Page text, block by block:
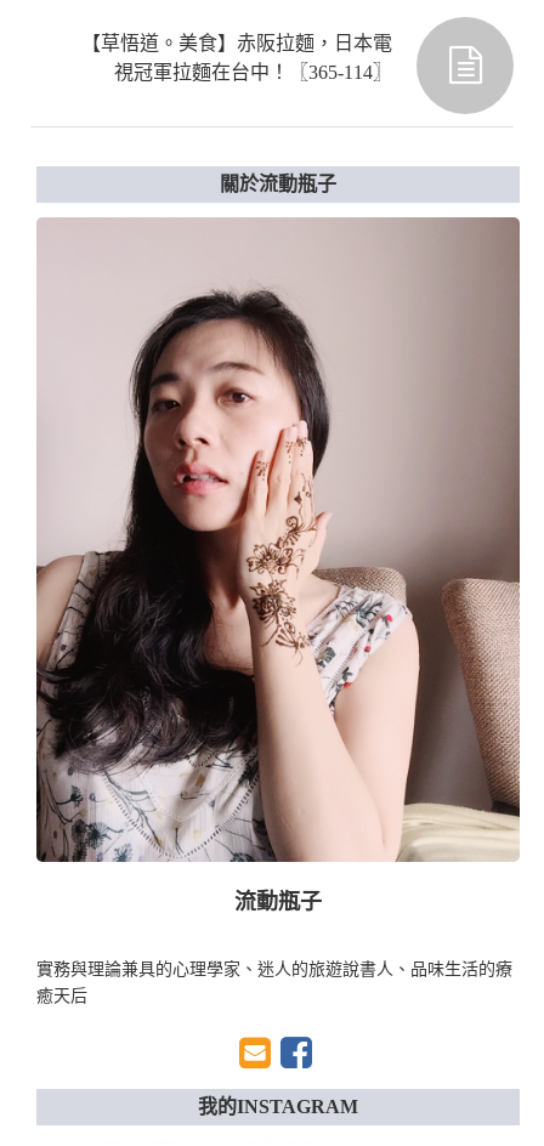
【草悟道。美食】赤阪拉麵，日本電
視冠軍拉麵在台中！〖365-114〗
關於流動瓶子
流動瓶子
實務與理論兼具的心理學家、迷人的旅遊說書人、品味生活的療
癒天后
我的INSTAGRAM